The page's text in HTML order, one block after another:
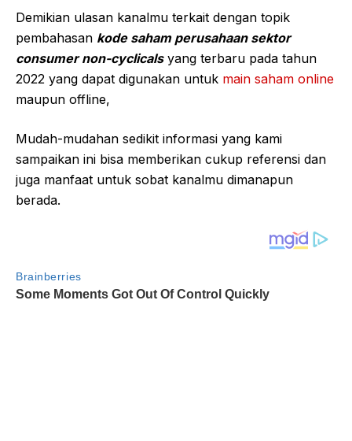
Demikian ulasan kanalmu terkait dengan topik
pembahasan kode saham perusahaan sektor
consumer non-cyclicalsyang terbaru pada tahun
2022 yang dapat digunakan untuk main saham online
maupun offline,
Mudah-mudahan sedikit informasi yang kami
sampaikan ini bisa memberikan cukup referensi dan
juga manfaat untuk sobat kanalmu dimanapun
berada.